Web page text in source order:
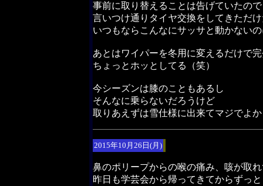
事前に取り替えることは告げていたので
言いつけ通りタイヤ交換をしてきただ
いつもならこんなにサッサと動かない
あとはワイパーを冬用に変えるだけで
ちょっとホッとしてる（笑）
今シーズンは膝のこともあるし
そんなに乗らないだろうけど
取りあえずは雪仕様に出来てマジでよ
2015年10月26日(月)
鼻のポリープからの喉の痛み、咳が取
昨日も学芸会から帰ってきてからずっ